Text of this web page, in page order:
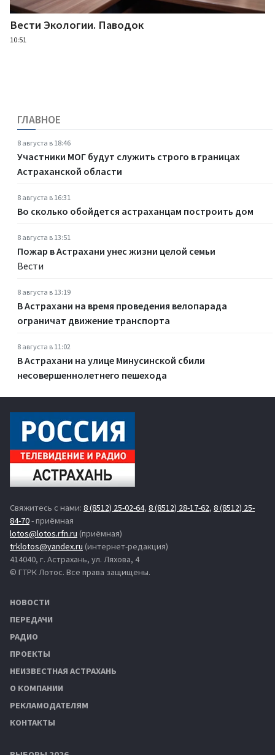
Вести Экологии. Паводок
10:51
ГЛАВНОЕ
8 августа в 18:46
Участники МОГ будут служить строго в границах
Астраханской области
8 августа в 16:31
Во сколько обойдется астраханцам построить дом
8 августа в 13:51
Пожар в Астрахани унес жизни целой семьи
Вести
8 августа в 13:19
В Астрахани на время проведения велопарада
ограничат движение транспорта
8 августа в 11:02
В Астрахани на улице Минусинской сбили
несовершеннолетнего пешехода
Свяжитесь с нами: 8 (8512) 25-02-64, 8 (8512) 28-17-62, 8 (8512) 25-
84-70- приёмная
lotos@lotos.rfn.ru (приёмная)
trklotos@yandex.ru (интернет-редакция)
414040, г. Астрахань, ул. Ляхова, 4
© ГТРК Лотос. Все права защищены.
НОВОСТИ
ПЕРЕДАЧИ
РАДИО
ПРОЕКТЫ
НЕИЗВЕСТНАЯ АСТРАХАНЬ
О КОМПАНИИ
РЕКЛАМОДАТЕЛЯМ
КОНТАКТЫ